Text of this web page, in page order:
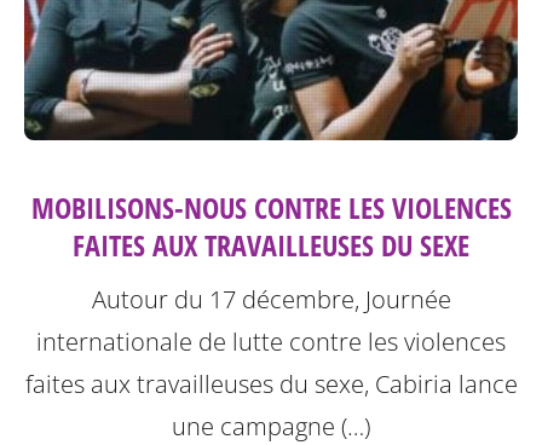
MOBILISONS-NOUS CONTRE LES VIOLENCES
FAITES AUX TRAVAILLEUSES DU SEXE
Autour du 17 décembre, Journée
internationale de lutte contre les violences
faites aux travailleuses du sexe, Cabiria lance
une campagne (…)